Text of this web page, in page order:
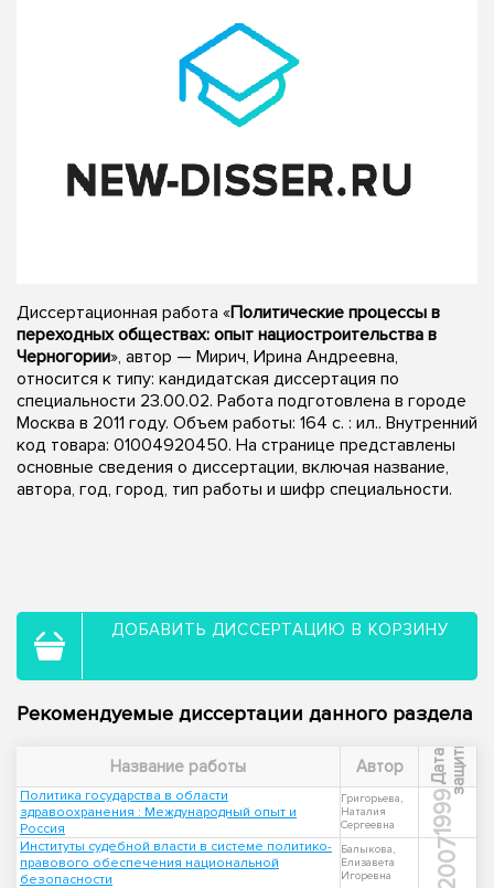
Диссертационная работа «Политические процессы в
переходных обществах: опыт нациостроительства в
Черногории», автор — Мирич, Ирина Андреевна,
относится к типу: кандидатская диссертация по
специальности 23.00.02. Работа подготовлена в городе
Москва в 2011 году. Объем работы: 164 с. : ил.. Внутренний
код товара: 01004920450. На странице представлены
основные сведения о диссертации, включая название,
автора, год, город, тип работы и шифр специальности.
ДОБАВИТЬ ДИССЕРТАЦИЮ В КОРЗИНУ
Рекомендуемые диссертации данного раздела
Название работы Автор Д
а
т
а
з
а
щ
и
т ы
Политика государства в области
здравоохранения : Международный опыт и
Россия
Григорьева,
Наталия
Сергеевна
1999
Институты судебной власти в системе политико-
правового обеспечения национальной
безопасности
Балыкова,
Елизавета
Игоревна
2007